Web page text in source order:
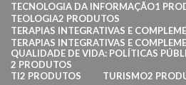
TECNOLOGIA DA INFORMAÇÃO1
TEOLOGIA2 PRODUTOS
TERAPIAS INTEGRATIVAS E
TERAPIAS INTEGRATIVAS E
QUALIDADE DE VIDA: POLÍTICAS
2 PRODUTOS
TI2 PRODUTOS TURISMO2